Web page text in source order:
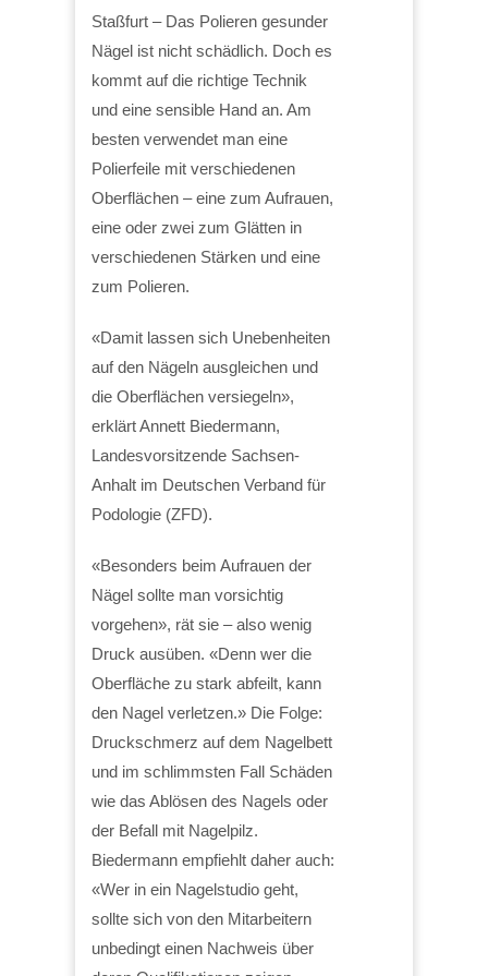
Staßfurt – Das Polieren gesunder
Nägel ist nicht schädlich. Doch es
kommt auf die richtige Technik
und eine sensible Hand an. Am
besten verwendet man eine
Polierfeile mit verschiedenen
Oberflächen – eine zum Aufrauen,
eine oder zwei zum Glätten in
verschiedenen Stärken und eine
zum Polieren.
«Damit lassen sich Unebenheiten
auf den Nägeln ausgleichen und
die Oberflächen versiegeln»,
erklärt Annett Biedermann,
Landesvorsitzende Sachsen-
Anhalt im Deutschen Verband für
Podologie (ZFD).
«Besonders beim Aufrauen der
Nägel sollte man vorsichtig
vorgehen», rät sie – also wenig
Druck ausüben. «Denn wer die
Oberfläche zu stark abfeilt, kann
den Nagel verletzen.» Die Folge:
Druckschmerz auf dem Nagelbett
und im schlimmsten Fall Schäden
wie das Ablösen des Nagels oder
der Befall mit Nagelpilz.
Biedermann empfiehlt daher auch:
«Wer in ein Nagelstudio geht,
sollte sich von den Mitarbeitern
unbedingt einen Nachweis über